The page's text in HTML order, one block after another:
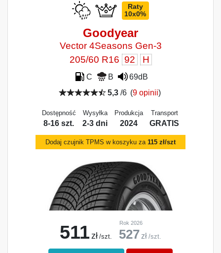
Raty
10x0%
Goodyear
Vector 4Seasons Gen-3
205/60 R16 92 H
C B
69dB
5,3 /6 (9 opinii)
Dostępność
8-16 szt.
Wysyłka
2-3 dni
Produkcja
2024
Transport
GRATIS
Dodaj czujnik TPMS w koszyku za 115 zł/szt
511 zł /szt.
Rok 2026
527 zł /szt.